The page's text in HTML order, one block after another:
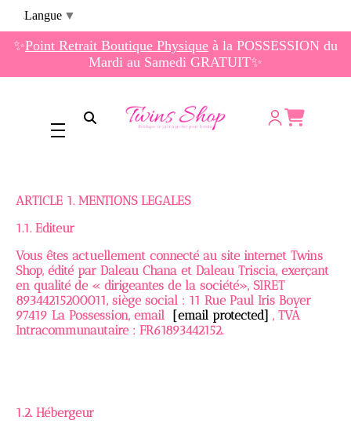
✨Point Retrait Boutique Physique à la POSSESSION du
Mardi au Samedi GRATUIT✨
Ouvrir la recherche
ARTICLE 1. MENTIONS LEGALES
1.1. Editeur
Vous êtes actuellement connecté au site internet Twins
Shop, édité par Daleau Chana et Daleau Triscia, exerçant
en qualité de « dirigeantes de la société», SIRET
89344215200011, siège social : 11 Rue Paul Iris Boyer
97419 La Possession, email [email protected] , TVA
Intracommunautaire : FR61893442152.
1.2. Hébergeur
Langue ▼